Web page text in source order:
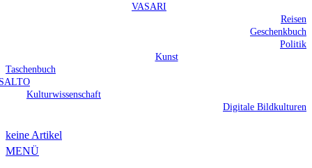
VASARI
Reisen
Geschenkbuch
Politik
Kunst
Taschenbuch
Kulturwissenschaft
Digitale Bildkulturen
keine Artikel
MENÜ